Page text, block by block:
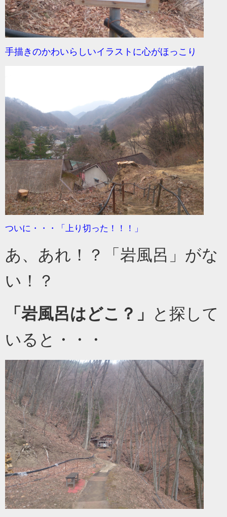
手描きのかわいらしいイラストに心がほっこり
ついに・・・「上り切った！！！」
あ、あれ！？「岩風呂」がな
い！？
「岩風呂はどこ？」
と探して
いると・・・